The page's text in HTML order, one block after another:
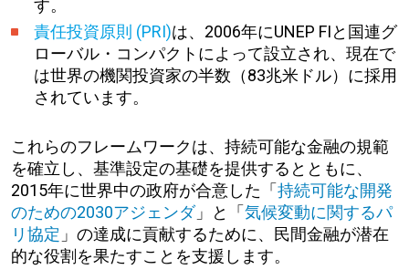
す。
責任投資原則 (PRI)は、2006年にUNEP FIと国連グ
ローバル・コンパクトによって設立され、現在で
は世界の機関投資家の半数（83兆米ドル）に採用
されています。
これらのフレームワークは、持続可能な金融の規範
を確立し、基準設定の基礎を提供するとともに、
2015年に世界中の政府が合意した「 持続可能な開発
のための2030アジェンダ」と「 気候変動に関するパ
リ協定 」の達成に貢献するために、民間金融が潜在
的な役割を果たすことを支援します。